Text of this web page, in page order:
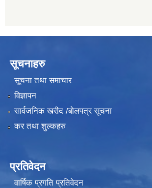
सूचनाहरु
सूचना तथा समाचार
विज्ञापन
सार्वजनिक खरीद /बोलपत्र सूचना
कर तथा शुल्कहरु
प्रतिवेदन
वार्षिक प्रगति प्रतिवेदन